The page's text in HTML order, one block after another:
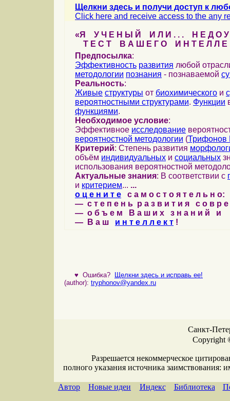
Щелкни здесь и получи доступ к
Click here and receive access to the any
«Я У Ч Е Н Ы Й И Л И . . . Н Е Д О У
Т Е С Т В А Ш Е Г О И Н Т Е Л Л Е
Предпосылка:
Эффективность развития любой
методологии познания - познаваемой
Реальность:
Живые структуры от биохимического и
вероятностными структурами. Функции
функциями.
Необходимое условие:
Эффективное исследование
вероятностной методологии (Трифонов
Критерий: Степень развития
объём индивидуальных и социальных
использования вероятностной
Актуальные знания: В соответствии с
и критерием... ...
о ц е н и т е с а м о с т о я т е л ь н о:
— с т е п е н ь р а з в и т и я с о в р
— о б ъ е м В а ш и х з н а н и й и
— В а ш и н т е л л е к т !
♥ Ошибка?
Щелкни здесь и исправь ее!
(author): tryphonov@yandex.ru
Санкт-
Copyright
Разрешается некоммерческое
полного указания источника заимствования:
Автор Новые идеи Индекс Библиотека